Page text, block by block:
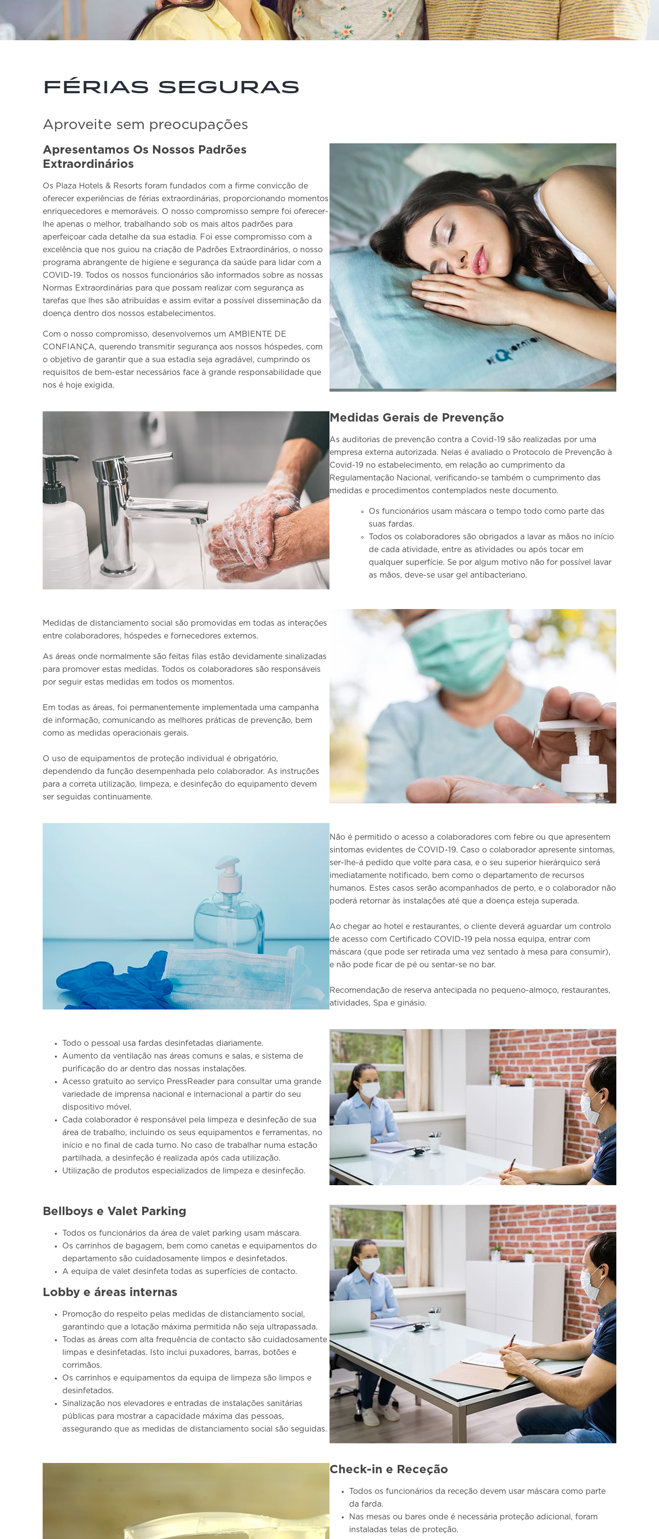
Férias seguras
Aproveite sem preocupações
Apresentamos Os Nossos Padrões
Extraordinários
Os Plaza Hotels & Resorts foram fundados com a firme convicção de
oferecer experiências de férias extraordinárias, proporcionando momentos
enriquecedores e memoráveis. O nosso compromisso sempre foi oferecer-
lhe apenas o melhor, trabalhando sob os mais altos padrões para
aperfeiçoar cada detalhe da sua estadia. Foi esse compromisso com a
excelência que nos guiou na criação de Padrões Extraordinários, o nosso
programa abrangente de higiene e segurança da saúde para lidar com a
COVID-19. Todos os nossos funcionários são informados sobre as nossas
Normas Extraordinárias para que possam realizar com segurança as
tarefas que lhes são atribuídas e assim evitar a possível disseminação da
doença dentro dos nossos estabelecimentos.
Com o nosso compromisso, desenvolvemos um AMBIENTE DE
CONFIANÇA, querendo transmitir segurança aos nossos hóspedes, com
o objetivo de garantir que a sua estadia seja agradável, cumprindo os
requisitos de bem-estar necessários face à grande responsabilidade que
nos é hoje exigida.
Medidas Gerais de Prevenção
As auditorias de prevenção contra a Covid-19 são realizadas por uma
empresa externa autorizada. Nelas é avaliado o Protocolo de Prevenção à
Covid-19 no estabelecimento, em relação ao cumprimento da
Regulamentação Nacional, verificando-se também o cumprimento das
medidas e procedimentos contemplados neste documento.
Os funcionários usam máscara o tempo todo como parte das
suas fardas.
Todos os colaboradores são obrigados a lavar as mãos no início
de cada atividade, entre as atividades ou após tocar em
qualquer superfície. Se por algum motivo não for possível lavar
as mãos, deve-se usar gel antibacteriano.
Medidas de distanciamento social são promovidas em todas as interações
entre colaboradores, hóspedes e fornecedores externos.
As áreas onde normalmente são feitas filas estão devidamente sinalizadas
para promover estas medidas. Todos os colaboradores são responsáveis
por seguir estas medidas em todos os momentos.
Em todas as áreas, foi permanentemente implementada uma campanha
de informação, comunicando as melhores práticas de prevenção, bem
como as medidas operacionais gerais.
O uso de equipamentos de proteção individual é obrigatório,
dependendo da função desempenhada pelo colaborador. As instruções
para a correta utilização, limpeza, e desinfeção do equipamento devem
ser seguidas continuamente.
Não é permitido o acesso a colaboradores com febre ou que apresentem
sintomas evidentes de COVID-19. Caso o colaborador apresente sintomas,
ser-lhe-á pedido que volte para casa, e o seu superior hierárquico será
imediatamente notificado, bem como o departamento de recursos
humanos. Estes casos serão acompanhados de perto, e o colaborador não
poderá retornar às instalações até que a doença esteja superada.
Ao chegar ao hotel e restaurantes, o cliente deverá aguardar um controlo
de acesso com Certificado COVID-19 pela nossa equipa, entrar com
máscara (que pode ser retirada uma vez sentado à mesa para consumir),
e não pode ficar de pé ou sentar-se no bar.
Recomendação de reserva antecipada no pequeno-almoço, restaurantes,
atividades, Spa e ginásio.
Todo o pessoal usa fardas desinfetadas diariamente.
Aumento da ventilação nas áreas comuns e salas, e sistema de
purificação do ar dentro das nossas instalações.
Acesso gratuito ao serviço PressReader para consultar uma grande
variedade de imprensa nacional e internacional a partir do seu
dispositivo móvel.
Cada colaborador é responsável pela limpeza e desinfeção de sua
área de trabalho, incluindo os seus equipamentos e ferramentas, no
início e no final de cada turno. No caso de trabalhar numa estação
partilhada, a desinfeção é realizada após cada utilização.
Utilização de produtos especializados de limpeza e desinfeção.
Bellboys e Valet Parking
Todos os funcionários da área de valet parking usam máscara.
Os carrinhos de bagagem, bem como canetas e equipamentos do
departamento são cuidadosamente limpos e desinfetados.
A equipa de valet desinfeta todas as superfícies de contacto.
Lobby e áreas internas
Promoção do respeito pelas medidas de distanciamento social,
garantindo que a lotação máxima permitida não seja ultrapassada.
Todas as áreas com alta frequência de contacto são cuidadosamente
limpas e desinfetadas. Isto inclui puxadores, barras, botões e
corrimãos.
Os carrinhos e equipamentos da equipa de limpeza são limpos e
desinfetados.
Sinalização nos elevadores e entradas de instalações sanitárias
públicas para mostrar a capacidade máxima das pessoas,
assegurando que as medidas de distanciamento social são seguidas.
Check-in e Receção
Todos os funcionários da receção devem usar máscara como parte
da farda.
Nas mesas ou bares onde é necessária proteção adicional, foram
instaladas telas de proteção.